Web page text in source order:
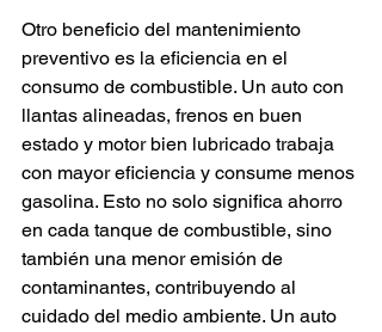
Otro beneficio del mantenimiento
preventivo es la eficiencia en el
consumo de combustible. Un auto con
llantas alineadas, frenos en buen
estado y motor bien lubricado trabaja
con mayor eficiencia y consume menos
gasolina. Esto no solo significa ahorro
en cada tanque de combustible, sino
también una menor emisión de
contaminantes, contribuyendo al
cuidado del medio ambiente. Un auto